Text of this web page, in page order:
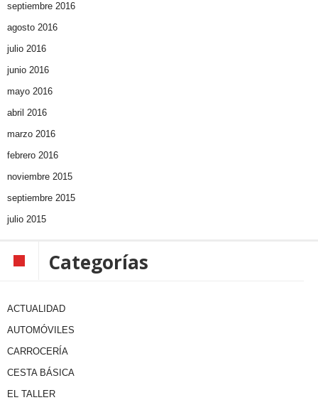
septiembre 2016
agosto 2016
julio 2016
junio 2016
mayo 2016
abril 2016
marzo 2016
febrero 2016
noviembre 2015
septiembre 2015
julio 2015
Categorías
ACTUALIDAD
AUTOMÓVILES
CARROCERÍA
CESTA BÁSICA
EL TALLER